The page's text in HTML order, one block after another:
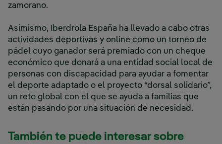
zamorano.
Asimismo, Iberdrola España ha llevado a cabo otras
actividades deportivas y online como un torneo de
pádel cuyo ganador será premiado con un cheque
económico que donará a una entidad social local de
personas con discapacidad para ayudar a fomentar
el deporte adaptado o el proyecto “dorsal solidario”,
un reto global con el que se ayuda a familias que
están pasando por una situación de necesidad.
También te puede interesar sobre